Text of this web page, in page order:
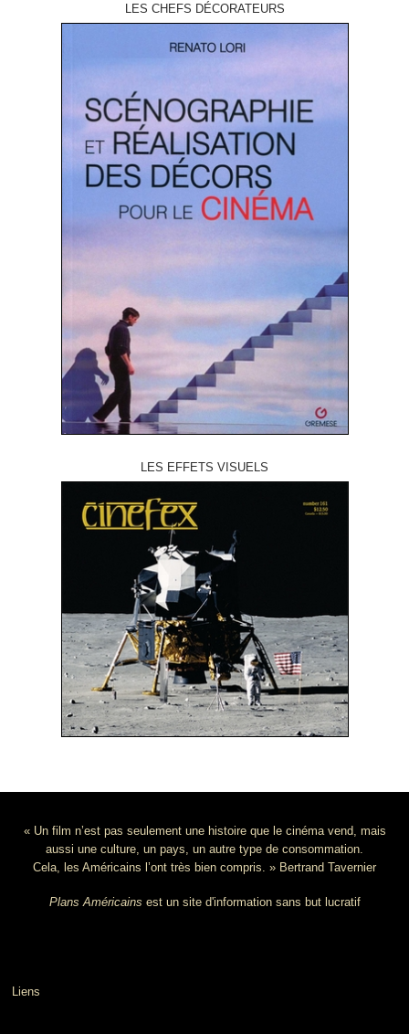
LES CHEFS DÉCORATEURS
LES EFFETS VISUELS
« Un film n’est pas seulement une histoire que le cinéma vend, mais
aussi une culture, un pays, un autre type de consommation.
Cela, les Américains l’ont très bien compris. » Bertrand Tavernier
Plans Américains est un site d'information sans but lucratif
Liens